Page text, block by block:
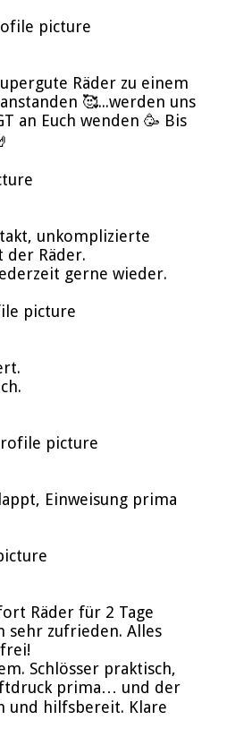
Räder zu einem
🥰...werden uns
an Euch wenden 🥳 Bis
unkomplizierte
der Räder.
gerne wieder.
Einweisung prima
Räder für 2 Tage
sehr zufrieden. Alles
Schlösser praktisch,
prima… und der
und hilfsbereit. Klare